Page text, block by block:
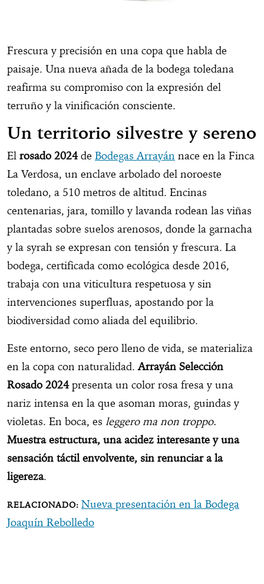
Frescura y precisión en una copa que habla de
paisaje. Una nueva añada de la bodega toledana
reafirma su compromiso con la expresión del
terruño y la vinificación consciente.
Un territorio silvestre y sereno
El rosado 2024de Bodegas Arrayán nace en la Finca
La Verdosa, un enclave arbolado del noroeste
toledano, a 510 metros de altitud. Encinas
centenarias, jara, tomillo y lavanda rodean las viñas
plantadas sobre suelos arenosos, donde la garnacha
y la syrah se expresan con tensión y frescura. La
bodega, certificada como ecológica desde 2016,
trabaja con una viticultura respetuosa y sin
intervenciones superfluas, apostando por la
biodiversidad como aliada del equilibrio.
Este entorno, seco pero lleno de vida, se materializa
en la copa con naturalidad.Arrayán Selección
Rosado 2024presenta un color rosa fresa y una
nariz intensa en la que asoman moras, guindas y
violetas. En boca, es leggero ma non troppo.
Muestra estructura, una acidez interesante y una
sensación táctil envolvente, sin renunciar a la
ligereza.
Nueva presentación en la Bodega
Joaquín Rebolledo